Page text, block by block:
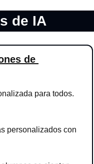
de IA
de
personalizados con